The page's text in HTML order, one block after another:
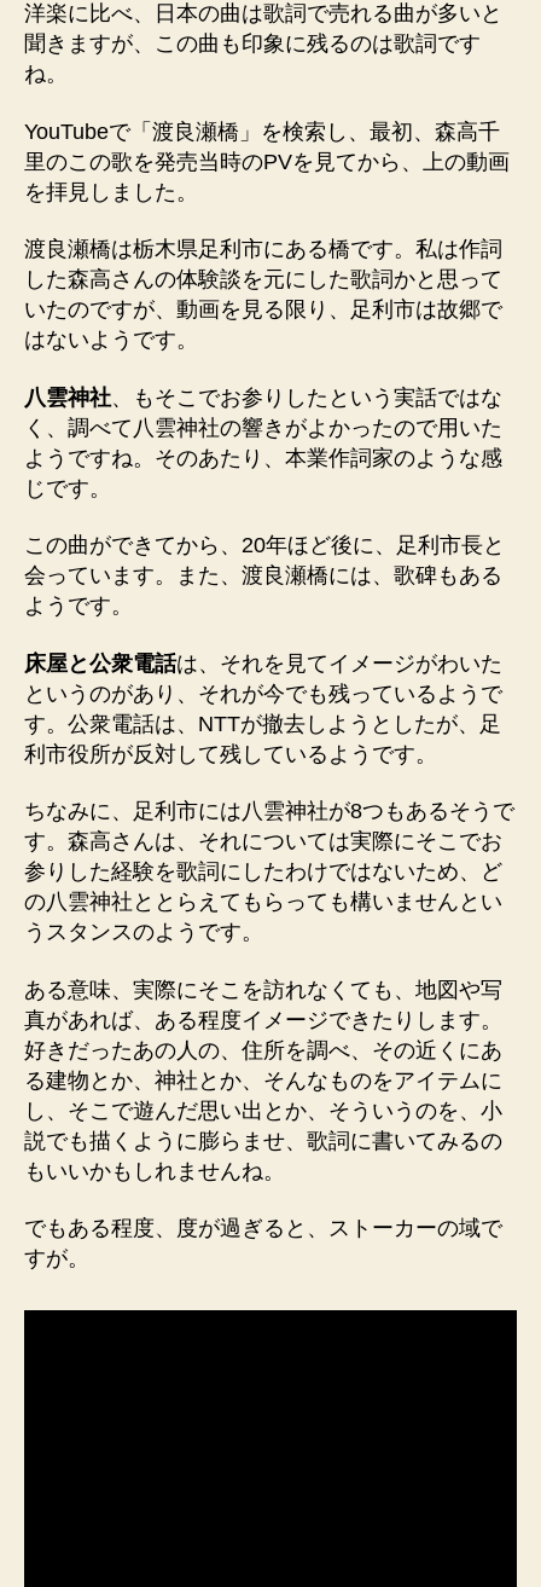
ー
ド
て
感
無
量
の
洋楽に比べ、日本の曲は歌詞で売れる曲が多いと
聞きますが、この曲も印象に残るのは歌詞です
ね。
YouTubeで「渡良瀬橋」を検索し、最初、森高千
里のこの歌を発売当時のPVを見てから、上の動画
を拝見しました。
渡良瀬橋は栃木県足利市にある橋です。私は作詞
した森高さんの体験談を元にした歌詞かと思って
いたのですが、動画を見る限り、足利市は故郷で
はないようです。
八雲神社、もそこでお参りしたという実話ではな
く、調べて八雲神社の響きがよかったので用いた
ようですね。そのあたり、本業作詞家のような感
じです。
この曲ができてから、20年ほど後に、足利市長と
会っています。また、渡良瀬橋には、歌碑もある
ようです。
床屋と公衆電話は、それを見てイメージがわいた
というのがあり、それが今でも残っているようで
す。公衆電話は、NTTが撤去しようとしたが、足
利市役所が反対して残しているようです。
ちなみに、足利市には八雲神社が8つもあるそうで
す。森高さんは、それについては実際にそこでお
参りした経験を歌詞にしたわけではないため、ど
の八雲神社ととらえてもらっても構いませんとい
うスタンスのようです。
ある意味、実際にそこを訪れなくても、地図や写
真があれば、ある程度イメージできたりします。
好きだったあの人の、住所を調べ、その近くにあ
る建物とか、神社とか、そんなものをアイテムに
し、そこで遊んだ思い出とか、そういうのを、小
説でも描くように膨らませ、歌詞に書いてみるの
もいいかもしれませんね。
でもある程度、度が過ぎると、ストーカーの域で
すが。